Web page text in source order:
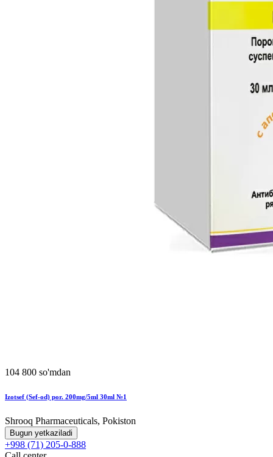
104 800 so'mdan
Izotsef (Sef-od) por. 200mg/5ml 30ml №1
Shrooq Pharmaceuticals, Pokiston
Bugun yetkaziladi
+998 (71) 205-0-888